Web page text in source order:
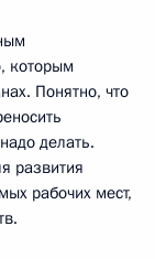
которым
Понятно, что
делать.
развития
рабочих мест,